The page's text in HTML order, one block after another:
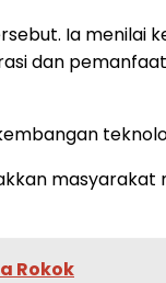
Ia menilai
dan
masyarakat
Rokok